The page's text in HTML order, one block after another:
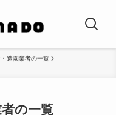
造園業者の一覧
の一覧